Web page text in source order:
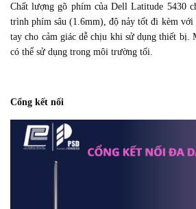
Chất lượng gõ phím của Dell Latitude 5430
trình phím sâu (1.6mm), độ nảy tốt đi kèm với
tay cho cảm giác dễ chịu khi sử dụng thiết bị.
có thể sử dụng trong môi trường tối.
Cổng kết nối